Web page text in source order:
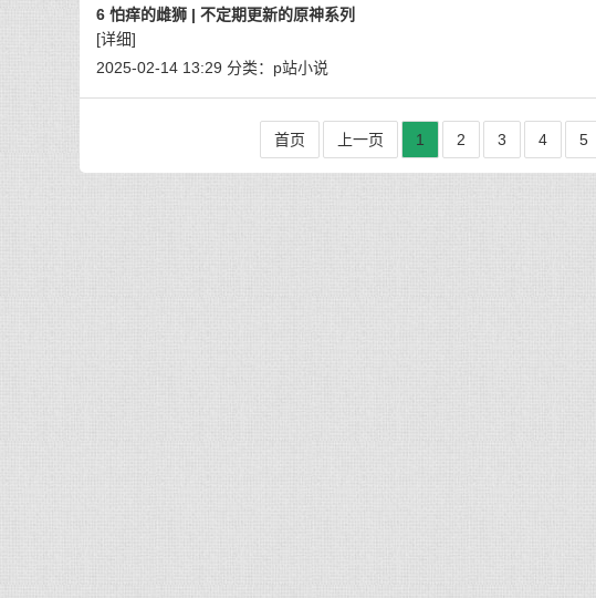
6 怕痒的雌狮 | 不定期更新的原神系列
[详细]
2025-02-14 13:29 分类： p站小说
首页 上一页 1 2 3 4 5